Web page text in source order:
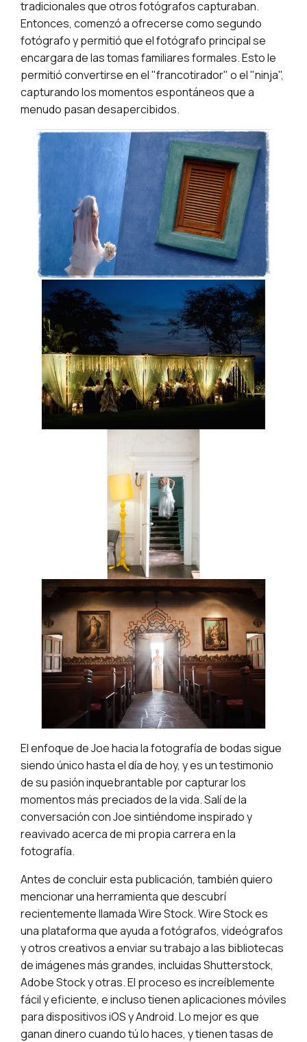
tradicionales que otros fotógrafos capturaban.
Entonces, comenzó a ofrecerse como segundo
fotógrafo y permitió que el fotógrafo principal se
encargara de las tomas familiares formales. Esto le
permitió convertirse en el "francotirador" o el "ninja",
capturando los momentos espontáneos que a
menudo pasan desapercibidos.
El enfoque de Joe hacia la fotografía de bodas sigue
siendo único hasta el día de hoy, y es un testimonio
de su pasión inquebrantable por capturar los
momentos más preciados de la vida. Salí de la
conversación con Joe sintiéndome inspirado y
reavivado acerca de mi propia carrera en la
fotografía.
Antes de concluir esta publicación, también quiero
mencionar una herramienta que descubrí
recientemente llamada Wire Stock. Wire Stock es
una plataforma que ayuda a fotógrafos, videógrafos
y otros creativos a enviar su trabajo a las bibliotecas
de imágenes más grandes, incluidas Shutterstock,
Adobe Stock y otras. El proceso es increíblemente
fácil y eficiente, e incluso tienen aplicaciones móviles
para dispositivos iOS y Android. Lo mejor es que
ganan dinero cuando tú lo haces, y tienen tasas de